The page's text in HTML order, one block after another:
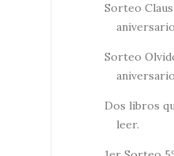
Sorteo
Sorteo
Dos libros
leer.